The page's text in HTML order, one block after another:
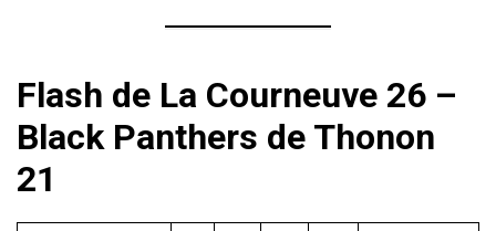
Flash de La Courneuve 26 –
Black Panthers de Thonon
21